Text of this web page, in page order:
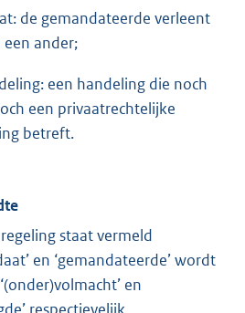
de gemandateerde verleent
ander;
een handeling die noch
een privaatrechtelijke
betreft.
staat vermeld
en ‘gemandateerde’ wordt
en